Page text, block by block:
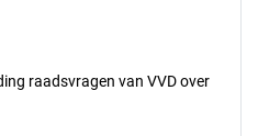
raadsvragen van VVD over